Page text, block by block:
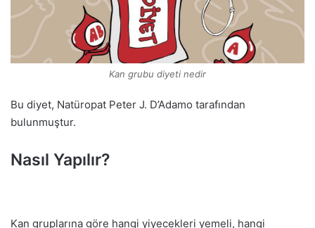
Kan grubu diyeti nedir
Bu diyet, Natüropat Peter J. D’Adamo tarafından
bulunmuştur.
Nasıl Yapılır?
Kan gruplarına göre hangi yiyecekleri yemeli, hangi